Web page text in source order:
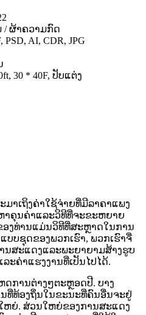
/ ຜ້າຄວາມກົດ
PSD, AI, CDR, JPG
30 * 40F, ປັບແຕ່ງ
າເຖິງຄ່າໃຊ້ຈ່າຍທີ່ມີລາຄາແພງ
າຄຸນຄ່າແລະວິທີທີ່ຈະຂະຫຍາຍ
ງທ່ານແມ່ນວິທີທີ່ສະຫຼາດໃນການ
ບບຊຸດຂອງພວກເຮົາ, ພວກເຮົາຈື່
ນສະແດງແລະພະຍາຍາມສ້າງຮູບ
ະຄ່າແຮງງານທີ່ເປັນໄປໄດ້.
ການຕ່າງໆຕະຫຼອດປີ. ບາງ
ທີ່ທ້ອງຖິ່ນໃນຂະນະທີ່ຄົນອື່ນຈະຢູ່
ຍ່. ສ່ວນໃຫຍ່ຂອງການສະແດງ